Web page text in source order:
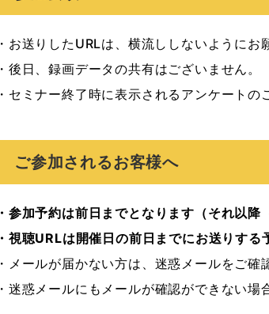
・お送りしたURLは、横流ししないように
・後日、録画データの共有はございません。
・セミナー終了時に表示されるアンケートの
ご参加されるお客様へ
・参加予約は前日までとなります（それ以
・視聴URLは開催日の前日までにお送りする
・メールが届かない方は、迷惑メールをご確
・迷惑メールにもメールが確認ができない場